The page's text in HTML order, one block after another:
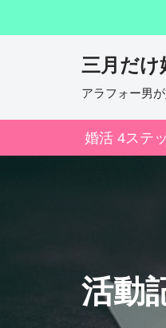
ン
三月だけ
アラフォー男
婚活 4ステ
活動